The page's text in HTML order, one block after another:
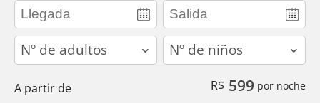
adults children
A partir de R$ 599 por noche